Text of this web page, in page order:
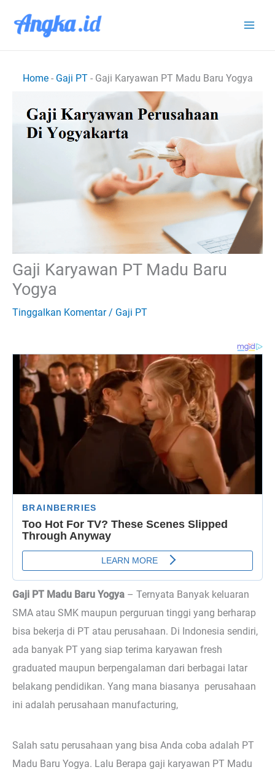
Home- Gaji PT- Gaji Karyawan PT Madu Baru Yogya
Gaji Karyawan PT Madu Baru
Yogya
Tinggalkan Komentar / Gaji PT
Gaji PT Madu Baru Yogya – Ternyata Banyak keluaran
SMA atau SMK maupun perguruan tinggi yang berharap
bisa bekerja di PT atau perusahaan. Di Indonesia sendiri,
ada banyak PT yang siap terima karyawan fresh
graduated maupun berpengalaman dari berbagai latar
belakang pendidikan. Yang mana biasanya perusahaan
ini adalah perusahaan manufacturing,
Salah satu perusahaan yang bisa Anda coba adalah PT
Madu Baru Yogya. Lalu Berapa gaji karyawan PT Madu